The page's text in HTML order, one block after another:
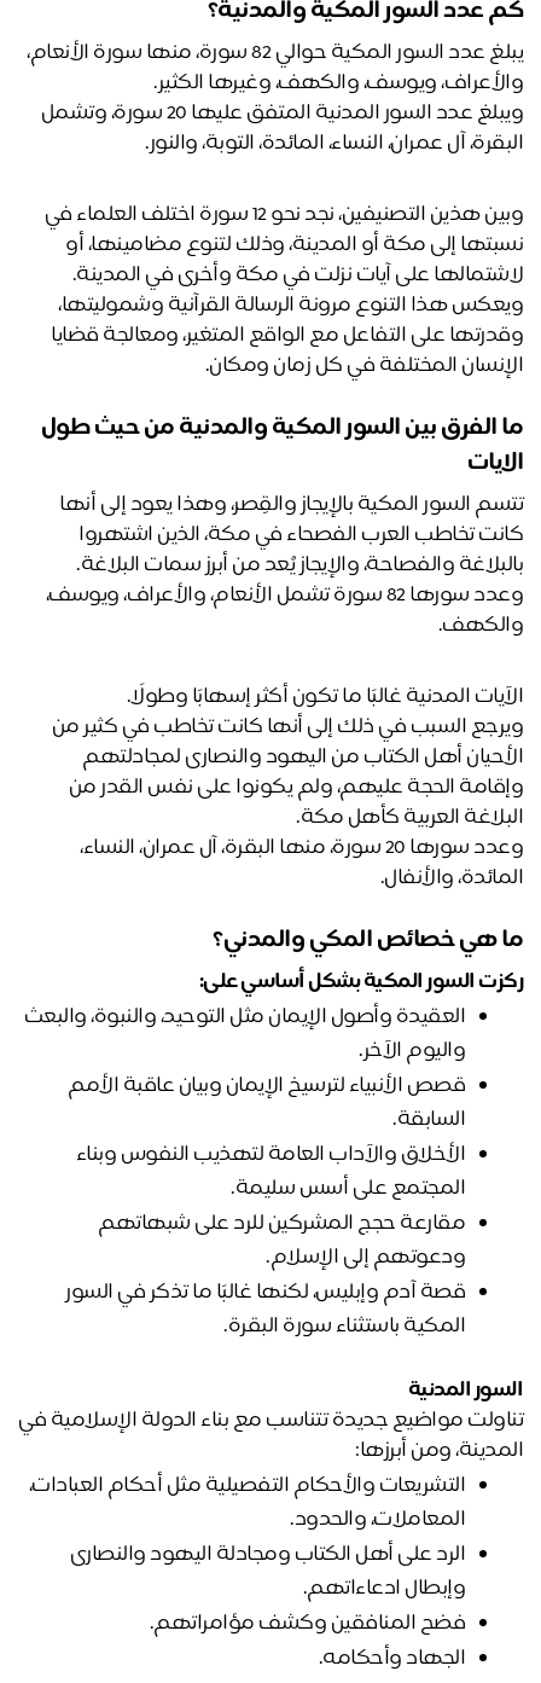
عدد السور المكية والمدنية؟
يبلغ عدد السور المكية حوالي 82 سورة، منها سورة الأنعام،
ويوسف، والكهف، وغيرها الكثير.
ويبلغ عدد السور المدنية المتفق عليها 20 سورة، وتشمل
آل عمران، النساء، المائدة، التوبة، والنور.
نسبتها إلى مكة أو المدينة، وذلك لتنوع مضامينها، أو
على آيات نزلت في مكة وأخرى في المدينة.
ويعكس هذا التنوع مرونة الرسالة القرآنية وشموليتها،
وقدرتها على التفاعل مع الواقع المتغير، ومعالجة قضايا
المختلفة في كل زمان ومكان.
ما الفرق بين السور المكية والمدنية من حيث طول
تتسم السور المكية بالإيجاز والقِصر، وهذا يعود إلى أنها
كانت تخاطب العرب الفصحاء في مكة، الذين اشتهروا
والفصاحة، والإيجاز يُعد من أبرز سمات البلاغة.
وعدد سورها 82 سورة تشمل الأنعام، والأعراف، ويوسف،
المدنية غالبًا ما تكون أكثر إسهابًا وطولًا.
ويرجع السبب في ذلك إلى أنها كانت تخاطب في كثير من
الأحيان أهل الكتاب من اليهود والنصارى لمجادلتهم
وإقامة الحجة عليهم، ولم يكونوا على نفس القدر من
العربية كأهل مكة.
وعدد سورها 20 سورة، منها البقرة، آل عمران، النساء،
والأنفال.
هي خصائص المكي والمدني؟
السور المكية بشكل أساسي على:
العقيدة وأصول الإيمان مثل التوحيد، والنبوة، والبعث
واليوم الآخر.
قصص الأنبياء لترسيخ الإيمان وبيان عاقبة الأمم
السابقة.
الأخلاق والآداب العامة لتهذيب النفوس وبناء
المجتمع على أسس سليمة.
مقارعة حجج المشركين للرد على شبهاتهم
ودعوتهم إلى الإسلام.
قصة آدم وإبليس، لكنها غالبًا ما تذكر في السور
المكية باستثناء سورة البقرة.
المدنية
ومن أبرزها:
التشريعات والأحكام التفصيلية مثل أحكام العبادات،
المعاملات، والحدود.
الرد على أهل الكتاب ومجادلة اليهود والنصارى
وإبطال ادعاءاتهم.
فضح المنافقين وكشف مؤامراتهم.
الجهاد وأحكامه.